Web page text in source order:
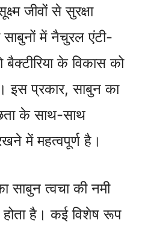
जीवों से सुरक्षा
में नैचुरल एंटी-
के विकास को
इस प्रकार, साबुन का
के साथ-साथ
में महत्वपूर्ण है।
साबुन त्वचा की नमी
है। कई विशेष रूप